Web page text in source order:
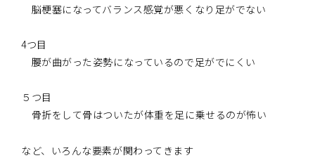
脳梗塞になってバランス感覚が悪くなり足がでない
4つ目
腰が曲がった姿勢になっているので足がでにくい
５つ目
骨折をして骨はついたが体重を足に乗せるのが怖い
など、いろんな要素が関わってきます